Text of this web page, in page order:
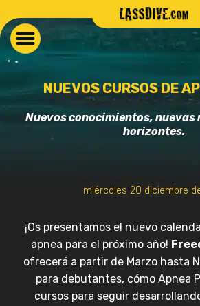
NUEVOS CURSOS DE
Nuevos conocimientos, nuevas
horizontes.
miércoles 20 diciembre
¡Os presentamos el nuevo
apnea para el próximo año!
ofrecerá a partir de Marzo hasta
para debutantes, cómo Apnea
cursos para seguir